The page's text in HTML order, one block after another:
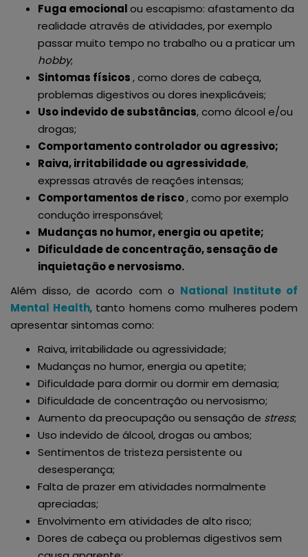
Fuga emocionalou escapismo: afastamento da
realidade através de atividades, por exemplo
passar muito tempo no trabalho ou a praticar um
hobby;
Sintomas físicos, como dores de cabeça,
problemas digestivos ou dores inexplicáveis;
Uso indevido de substâncias, como álcool e/ou
drogas;
Comportamento controlador ou agressivo;
Raiva, irritabilidade ou agressividade,
expressas através de reações intensas;
Comportamentos de risco, como por exemplo
condução irresponsável;
Mudanças no humor, energia ou apetite;
Dificuldade de concentração, sensação de
inquietação e nervosismo.
Além disso, de acordo com o National Institute of
Mental Health, tanto homens como mulheres podem
apresentar sintomas como:
Raiva, irritabilidade ou agressividade;
Mudanças no humor, energia ou apetite;
Dificuldade para dormir ou dormir em demasia;
Dificuldade de concentração ou nervosismo;
Aumento da preocupação ou sensação de stress;
Uso indevido de álcool, drogas ou ambos;
Sentimentos de tristeza persistente ou
desesperança;
Falta de prazer em atividades normalmente
apreciadas;
Envolvimento em atividades de alto risco;
Dores de cabeça ou problemas digestivos sem